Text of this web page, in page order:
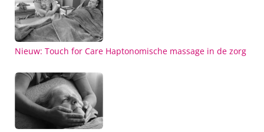
Nieuw: Touch for Care Haptonomische massage in de zorg